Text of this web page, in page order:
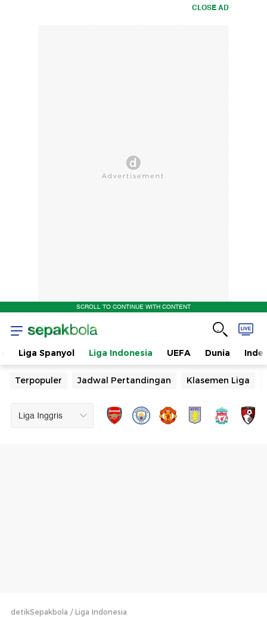
CLOSE AD
SCROLL TO CONTINUE WITH CONTENT
Liga Spanyol Liga Indonesia UEFA Dunia
Terpopuler Jadwal Pertandingan Klasemen Liga
detikSepakbola Liga Indonesia